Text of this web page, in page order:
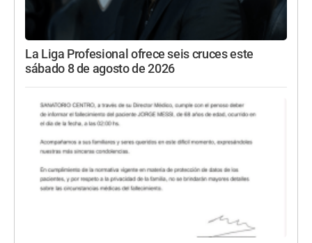
La Liga Profesional ofrece seis cruces este
sábado 8 de agosto de 2026